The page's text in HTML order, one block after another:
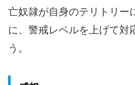
亡奴隷が自身のテリトリー
に、警戒レベルを上げて対
う。